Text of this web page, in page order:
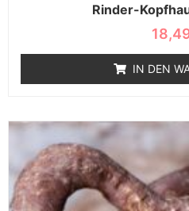
Rinder-
IN DEN